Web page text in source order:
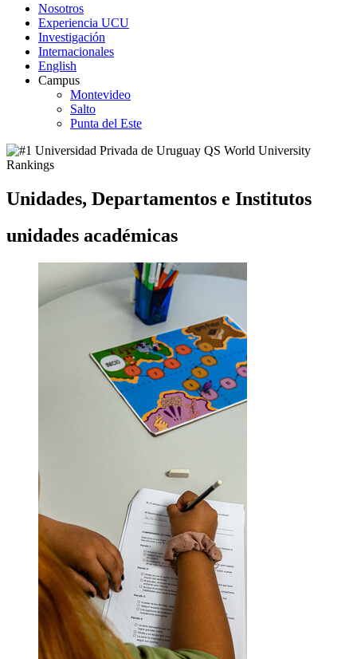
Nosotros
Experiencia UCU
Investigación
Internacionales
English
Campus
Montevideo
Salto
Punta del Este
Unidades, Departamentos e Institutos
unidades académicas